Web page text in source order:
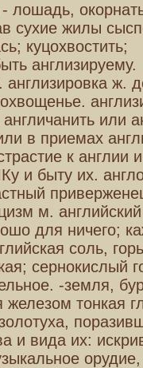
лошадь,
сухие жилы
куцохвостить;
англизируему.
англизировка ж.
или
в приемах
к англии
и быту их.
м.
для ничего;
соль,
сернокислый
-земля,
тонкая
и вида их: